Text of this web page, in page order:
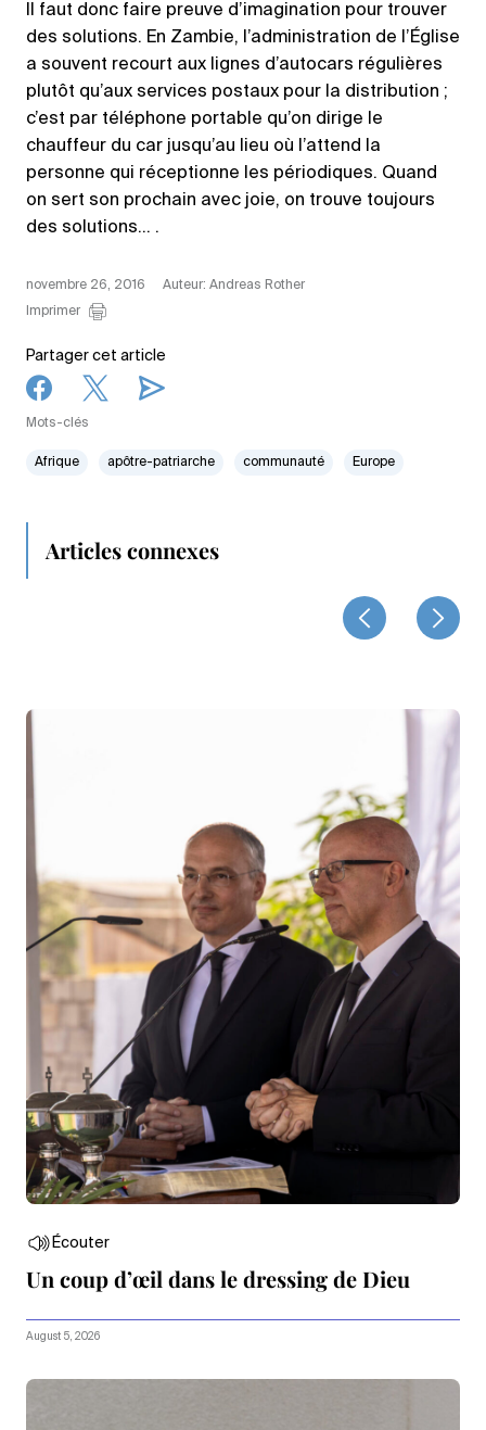
Il faut donc faire preuve d’imagination pour trouver
des solutions. En Zambie, l’administration de l’Église
a souvent recourt aux lignes d’autocars régulières
plutôt qu’aux services postaux pour la distribution ;
c’est par téléphone portable qu’on dirige le
chauffeur du car jusqu’au lieu où l’attend la
personne qui réceptionne les périodiques. Quand
on sert son prochain avec joie, on trouve toujours
des solutions… .
novembre 26, 2016
Auteur: Andreas Rother
Imprimer
Partager cet article
Mots-clés
Afrique apôtre-patriarche communauté Europe
Articles connexes
Écouter
Un coup d’œil dans le dressing de Dieu
August 5, 2026